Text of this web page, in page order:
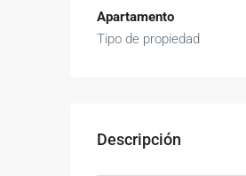
Apartamento
Tipo de propiedad
Descripción